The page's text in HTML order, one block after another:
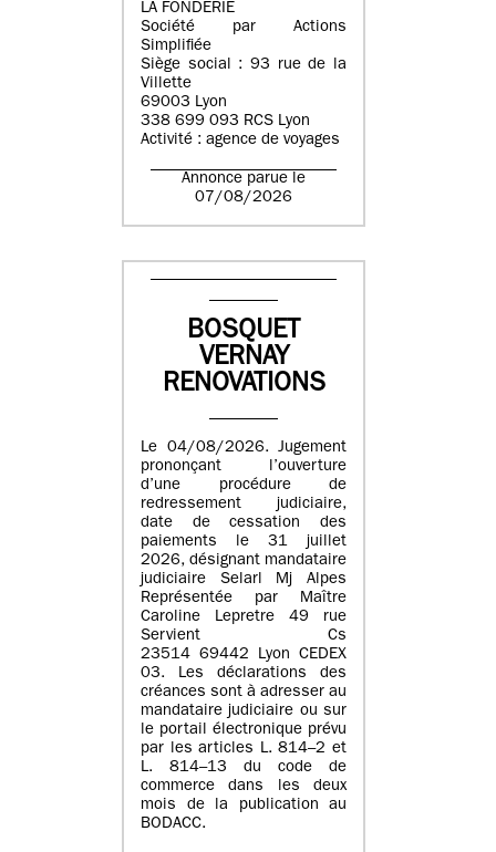
LA FONDERIE
Société par Actions
Simplifiée
Siège social : 93 rue de la
Villette
69003 Lyon
338 699 093 RCS Lyon
Activité : agence de voyages
Annonce parue le
07/08/2026
BOSQUET
VERNAY
RENOVATIONS
Le 04/08/2026. Jugement
prononçant l’ouverture
d’une procédure de
redressement judiciaire,
date de cessation des
paiements le 31 juillet
2026, désignant mandataire
judiciaire Selarl Mj Alpes
Représentée par Maître
Caroline Lepretre 49 rue
Servient Cs
23514 69442 Lyon CEDEX
03. Les déclarations des
créances sont à adresser au
mandataire judiciaire ou sur
le portail électronique prévu
par les articles L. 814–2 et
L. 814–13 du code de
commerce dans les deux
mois de la publication au
BODACC.